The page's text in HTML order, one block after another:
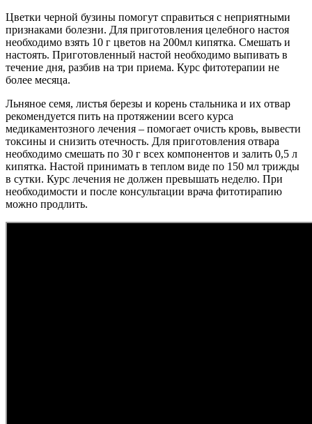
Цветки черной бузины помогут справиться с неприятными
признаками болезни. Для приготовления целебного настоя
необходимо взять 10 г цветов на 200мл кипятка. Смешать и
настоять. Приготовленный настой необходимо выпивать в
течение дня, разбив на три приема. Курс фитотерапии не
более месяца.
Льняное семя, листья березы и корень стальника и их отвар
рекомендуется пить на протяжении всего курса
медикаментозного лечения – помогает очисть кровь, вывести
токсины и снизить отечность. Для приготовления отвара
необходимо смешать по 30 г всех компонентов и залить 0,5 л
кипятка. Настой принимать в теплом виде по 150 мл трижды
в сутки. Курс лечения не должен превышать неделю. При
необходимости и после консультации врача фитотирапию
можно продлить.